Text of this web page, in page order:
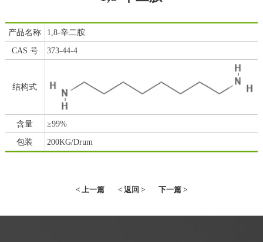
产品名称
1,8-辛二胺
CAS 号
373-44-4
结构式
含量
≥99%
包装
200KG/Drum
< 上一篇 < 返回 > 下一篇 >